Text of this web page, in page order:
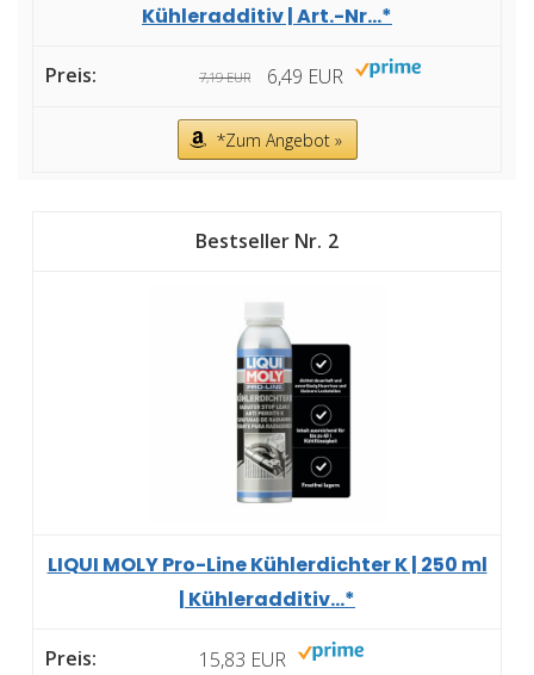
Kühleradditiv | Art.-Nr...*
7,19 EUR 6,49 EUR
*Zum Angebot »
2
LIQUI MOLY Pro-Line Kühlerdichter K | 250 ml
| Kühleradditiv...*
15,83 EUR